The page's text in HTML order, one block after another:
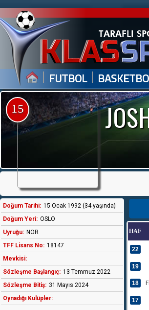
| FUTBOL |
15
Doğum Tarihi: 15 Ocak 1992 (34 yaşında)
Doğum Yeri: OSLO
Uyruğu: NOR
TFF Lisans No: 18147
Mevkisi:
Sözleşme Başlangıç: 13 Temmuz 2022
Sözleşme Bitiş: 31 Mayıs 2024
Oynadığı Kulüpler:
HAF
22
19
18
17